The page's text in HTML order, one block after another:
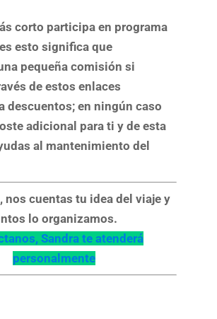
corto participa en programa
esto significa que
pequeña comisión si
de estos enlaces
descuentos; en ningún caso
adicional para ti y de esta
al mantenimiento del
nos cuentas tu idea del viaje y
lo organizamos.
Sandra te atenderá
personalmente